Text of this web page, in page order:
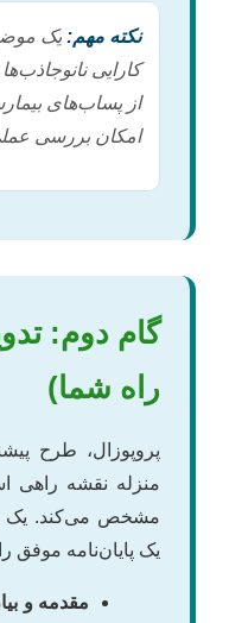
نکته مهم: یک
کارایی
از پساب‌های
امکان بررسی
گام دوم:
راه شما)
پروپوزال، طرح
منزله نقشه راهی
مشخص می‌کند. یک
یک پایان‌نامه موفق
مقدمه و